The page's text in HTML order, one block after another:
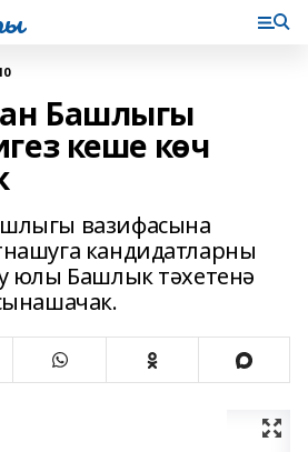
Башлыгы
кеше көч
вазифасына
кандидатларны
юлы Башлык тәхетенә